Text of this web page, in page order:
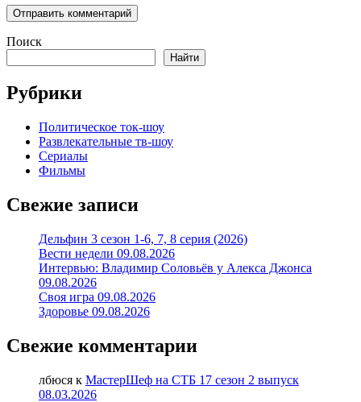
Поиск
Найти
Рубрики
Политическое ток-шоу
Развлекательные тв-шоу
Сериалы
Фильмы
Свежие записи
Дельфин 3 сезон 1-6, 7, 8 серия (2026)
Вести недели 09.08.2026
Интервью: Владимир Соловьёв у Алекса Джонса
09.08.2026
Своя игра 09.08.2026
Здоровье 09.08.2026
Свежие комментарии
лбюся к МастерШеф на СТБ 17 сезон 2 выпуск
08.03.2026